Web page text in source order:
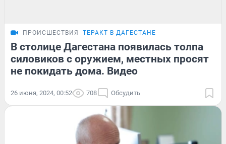
ПРОИСШЕСТВИЯ ТЕРАКТ В ДАГЕСТАНЕ
В столице Дагестана появилась толпа
силовиков с оружием, местных просят
не покидать дома. Видео
26 июня, 2024, 00:52 708 Обсудить